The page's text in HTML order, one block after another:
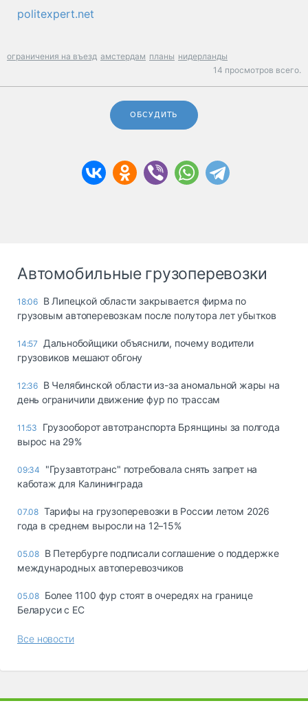
politexpert.net
ограничения на въезд амстердам планы нидерланды
14 просмотров всего.
ОБСУДИТЬ
Автомобильные грузоперевозки
18:06 В Липецкой области закрывается фирма по
грузовым автоперевозкам после полутора лет убытков
14:57
Дальнобойщики объяснили, почему водители
грузовиков мешают обгону
12:36 В Челябинской области из-за аномальной жары на
день ограничили движение фур по трассам
11:53
Грузооборот автотранспорта Брянщины за полгода
вырос на 29%
09:34
"Грузавтотранс" потребовала снять запрет на
каботаж для Калининграда
07.08 Тарифы на грузоперевозки в России летом 2026
года в среднем выросли на 12–15%
05.08 В Петербурге подписали соглашение о поддержке
международных автоперевозчиков
05.08 Более 1100 фур стоят в очередях на границе
Беларуси с ЕС
Все новости